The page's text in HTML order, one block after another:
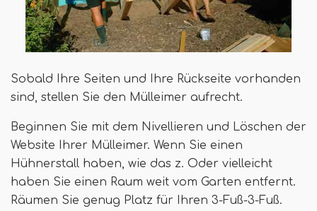
Sobald Ihre Seiten und Ihre Rückseite vorhanden
sind, stellen Sie den Mülleimer aufrecht.
Beginnen Sie mit dem Nivellieren und Löschen der
Website Ihrer Mülleimer. Wenn Sie einen
Hühnerstall haben, wie das z. Oder vielleicht
haben Sie einen Raum weit vom Garten entfernt.
Räumen Sie genug Platz für Ihren 3-Fuß-3-Fuß.